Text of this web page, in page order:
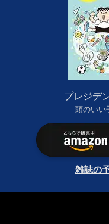
プレジデ
頭のいい
雑誌の